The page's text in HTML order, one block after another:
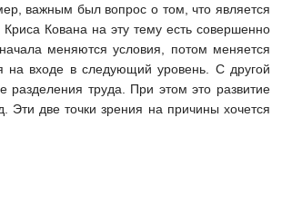
важным был вопрос о том, что является
Кована на эту тему есть совершенно
меняются условия, потом меняется
на входе в следующий уровень. С другой
разделения труда. При этом это развитие
Эти две точки зрения на причины хочется